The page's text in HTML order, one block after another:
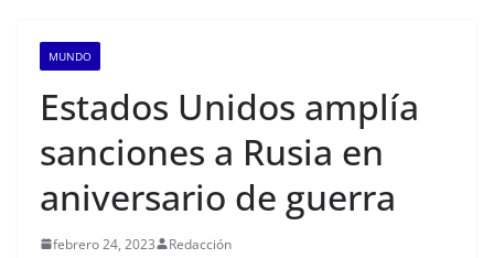
MUNDO
Estados Unidos amplía
sanciones a Rusia en
aniversario de guerra
febrero 24, 2023 Redacción